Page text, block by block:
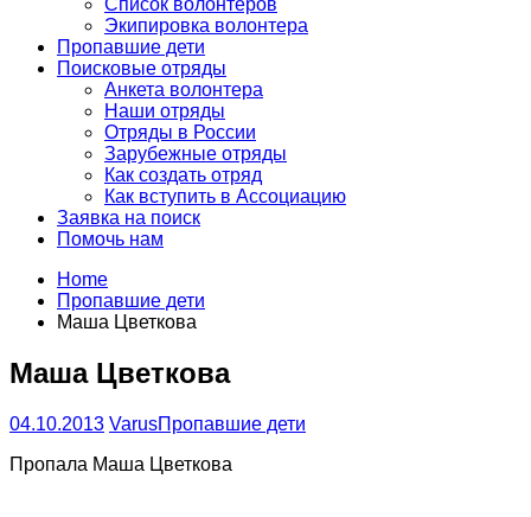
Список волонтеров
Экипировка волонтера
Пропавшие дети
Поисковые отряды
Анкета волонтера
Наши отряды
Отряды в России
Зарубежные отряды
Как создать отряд
Как вступить в Ассоциацию
Заявка на поиск
Помочь нам
Home
Пропавшие дети
Маша Цветкова
Маша Цветкова
04.10.2013 VarusПропавшие дети
Пропала Маша Цветкова